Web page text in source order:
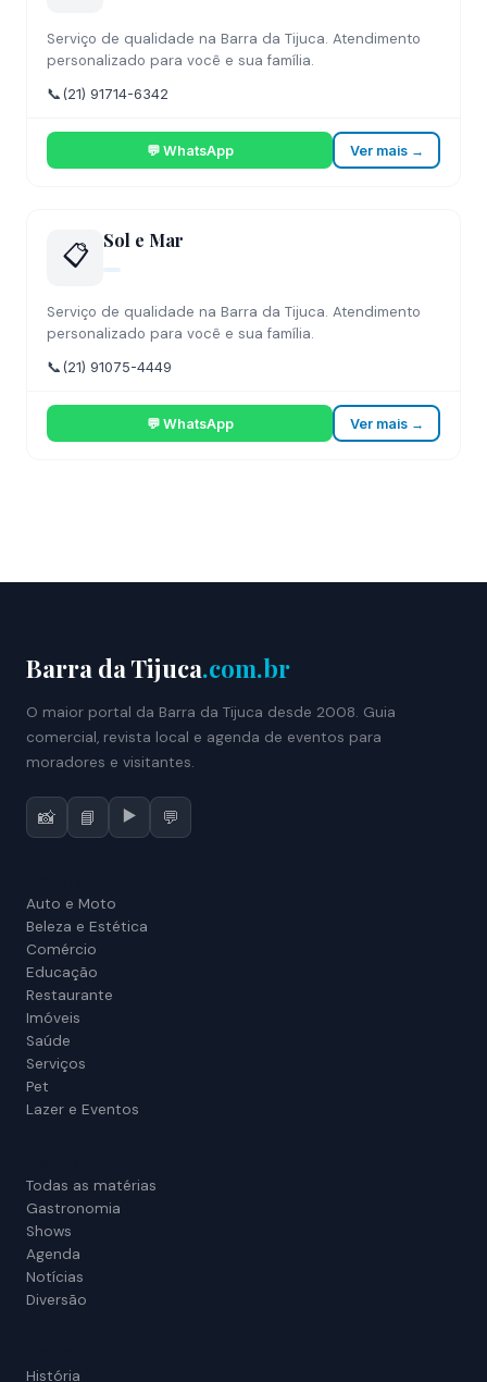
Serviço de qualidade na Barra da Tijuca. Atendimento
personalizado para você e sua família.
📞 (21) 91714-6342
💬 WhatsApp Ver mais →
📋 Sol e Mar
Serviço de qualidade na Barra da Tijuca. Atendimento
personalizado para você e sua família.
📞 (21) 91075-4449
💬 WhatsApp Ver mais →
Barra da Tijuca.com.br
O maior portal da Barra da Tijuca desde 2008. Guia
comercial, revista local e agenda de eventos para
moradores e visitantes.
📸 📘 ▶️ 💬
Auto e Moto
Beleza e Estética
Comércio
Educação
Restaurante
Imóveis
Saúde
Serviços
Pet
Lazer e Eventos
Todas as matérias
Gastronomia
Shows
Agenda
Notícias
Diversão
História